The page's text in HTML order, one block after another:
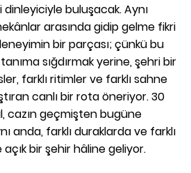
dinleyiciyle buluşacak. Aynı
arasında gidip gelme fikri
bir parçası; çünkü bu
sığdırmak yerine, şehri bir
farklı ritimler ve farklı sahne
canlı bir rota öneriyor. 30
cazın geçmişten bugüne
anda, farklı duraklarda ve farklı
bir şehir hâline geliyor.